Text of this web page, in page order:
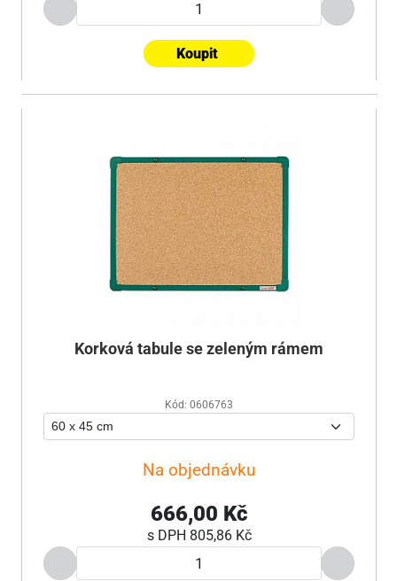
Koupit
Korková tabule se zeleným rámem
Kód: 0606763
Na objednávku
666,00 Kč
s DPH 805,86 Kč